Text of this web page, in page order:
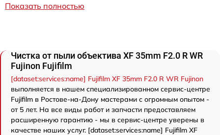
Показать полностью
Чистка от пыли объектива XF 35mm F2.0 R WR
Fujinon Fujifilm
[dataset:services:name] Fujifilm XF 35mm F2.0 R WR Fujinon
выполняется в нашем специализированном сервис-центре
Fujifilm в Ростове-на-Дону мастерами с огромным опытом -
от 5 лет. На все виды работ и запчасти предоставляем
расширенную гарантию - мы в сервис-центре уверены в
качестве наших услуг. [dataset:services:name] Fujifilm XF